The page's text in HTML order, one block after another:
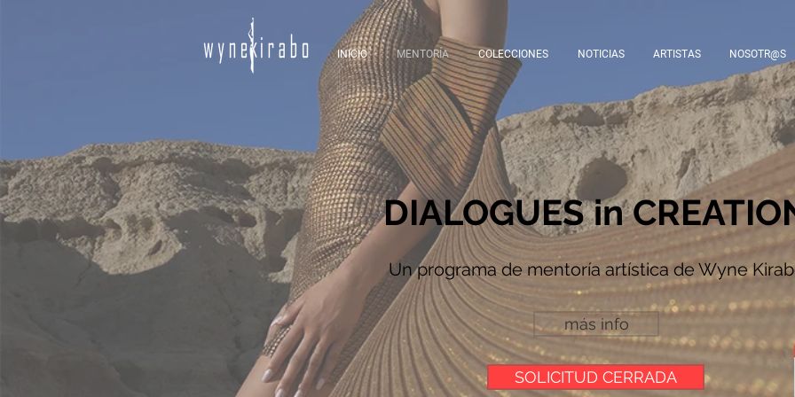
INICIO MENTORÍA COLECCIONES NOTICIAS ARTISTAS NOSOTR@S
DIALOGUES in
Un programa de mentoría artística de Wyne
más info
SOLICITUD CERRADA